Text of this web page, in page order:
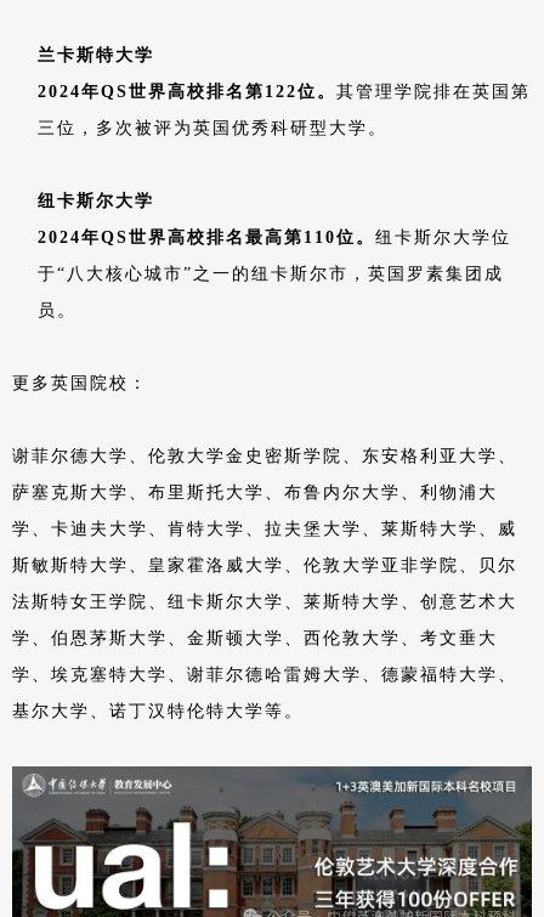
兰卡斯特大学
2024年QS世界高校排名第122位。 其管理学院排在英国第
三位，多次被评为英国优秀科研型大学。
纽卡斯尔大学
2024年QS世界高校排名最高第110位。 纽卡斯尔大学位
于“八大核心城市”之一的纽卡斯尔市，英国罗素集团成
员。
更多英国院校：
谢菲尔德大学、伦敦大学金史密斯学院、东安格利亚大学、
萨塞克斯大学、布里斯托大学、布鲁内尔大学、利物浦大
学、卡迪夫大学、肯特大学、拉夫堡大学、莱斯特大学、威
斯敏斯特大学、皇家霍洛威大学、伦敦大学亚非学院、贝尔
法斯特女王学院、纽卡斯尔大学、莱斯特大学、创意艺术大
学、伯恩茅斯大学、金斯顿大学、西伦敦大学、考文垂大
学、埃克塞特大学、谢菲尔德哈雷姆大学、德蒙福特大学、
基尔大学、诺丁汉特伦特大学等。